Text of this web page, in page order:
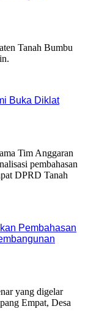
Buka Diklat
Pembahasan